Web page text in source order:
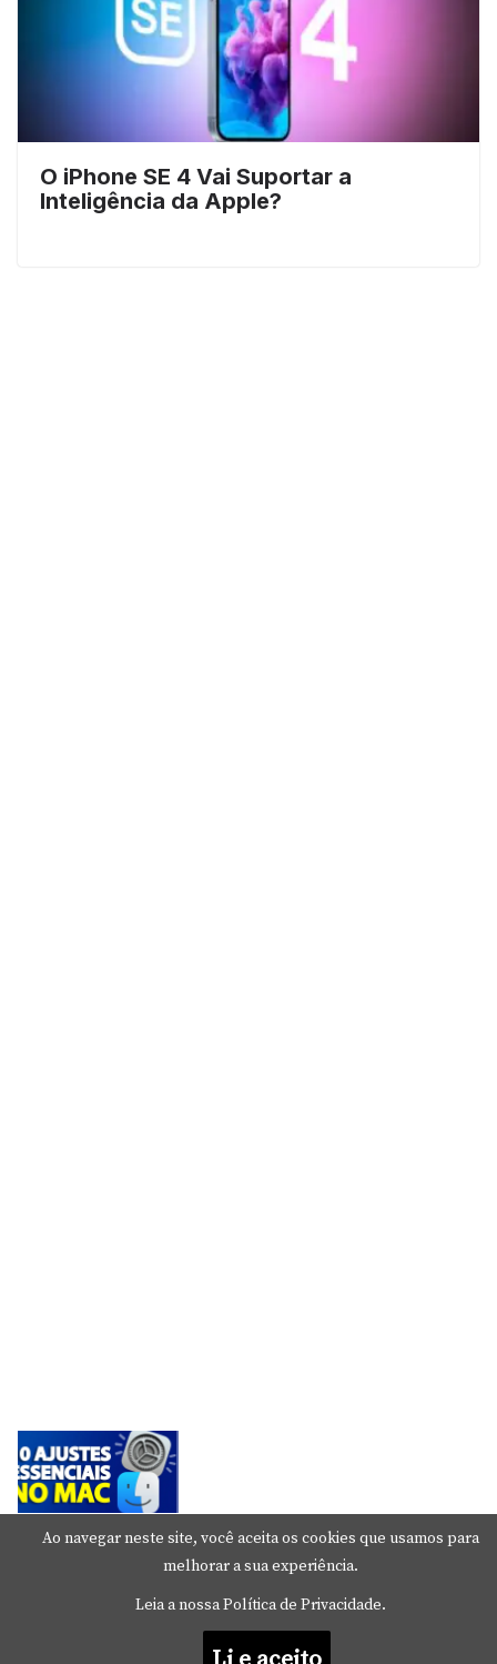
O iPhone SE 4 Vai Suportar a
Inteligência da Apple?
Mude Estes Ajustes Agora no Seu Mac
23 de junho de 2026
Ao navegar neste site, você aceita os cookies que usamos para
melhorar a sua experiência.
Leia a nossa Política de Privacidade.